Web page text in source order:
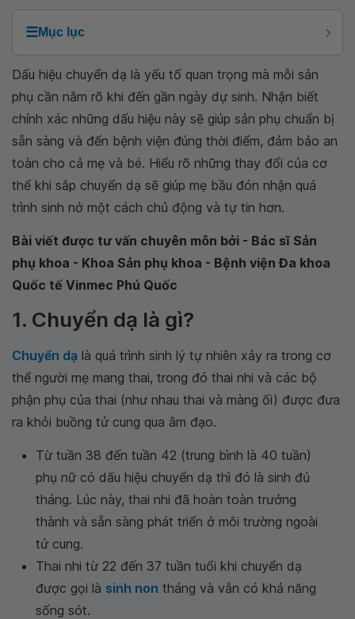
☰Mục lục
Dấu hiệu chuyển dạ là yếu tố quan trọng mà mỗi sản
phụ cần nắm rõ khi đến gần ngày dự sinh. Nhận biết
chính xác những dấu hiệu này sẽ giúp sản phụ chuẩn bị
sẵn sàng và đến bệnh viện đúng thời điểm, đảm bảo an
toàn cho cả mẹ và bé. Hiểu rõ những thay đổi của cơ
thể khi sắp chuyển dạ sẽ giúp mẹ bầu đón nhận quá
trình sinh nở một cách chủ động và tự tin hơn.
Bài viết được tư vấn chuyên môn bởi - Bác sĩ Sản
phụ khoa - Khoa Sản phụ khoa - Bệnh viện Đa khoa
Quốc tế Vinmec Phú Quốc
1. Chuyển dạ là gì?
Chuyển dạ là quá trình sinh lý tự nhiên xảy ra trong cơ
thể người mẹ mang thai, trong đó thai nhi và các bộ
phận phụ của thai (như nhau thai và màng ối) được đưa
ra khỏi buồng tử cung qua âm đạo.
Từ tuần 38 đến tuần 42 (trung bình là 40 tuần)
phụ nữ có dấu hiệu chuyển dạ thì đó là sinh đủ
tháng. Lúc này, thai nhi đã hoàn toàn trưởng
thành và sẵn sàng phát triển ở môi trường ngoài
tử cung.
Thai nhi từ 22 đến 37 tuần tuổi khi chuyển dạ
được gọi là sinh non tháng và vẫn có khả năng
sống sót.